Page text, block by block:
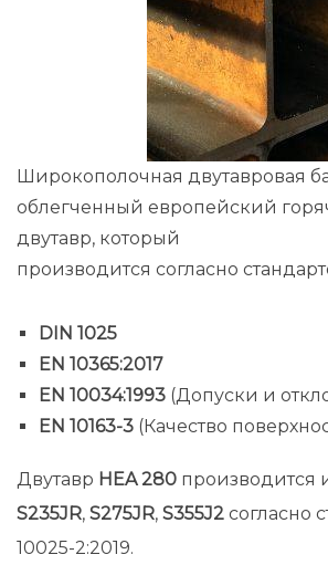
Широкополочная двутавровая
облегченный европейский
двутавр, который
производится согласно
DIN 1025
EN 10365:2017
EN 10034:1993 (Допуски и
EN 10163-3 (Качество
Двутавр HEA 280 производится
S235JR, S275JR, S355J2 согласно
10025-2:2019.